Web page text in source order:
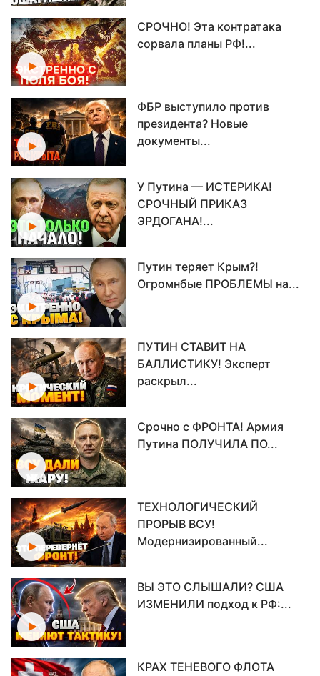
СРОЧНО! Эта контратака
сорвала планы РФ!...
ФБР выступило против
президента? Новые
документы...
У Путина — ИСТЕРИКА!
СРОЧНЫЙ ПРИКАЗ
ЭРДОГАНА!...
Путин теряет Крым?!
Огромнбые ПРОБЛЕМЫ на...
ПУТИН СТАВИТ НА
БАЛЛИСТИКУ! Эксперт
раскрыл...
Срочно с ФРОНТА! Армия
Путина ПОЛУЧИЛА ПО...
ТЕХНОЛОГИЧЕСКИЙ
ПРОРЫВ ВСУ!
Модернизированный...
ВЫ ЭТО СЛЫШАЛИ? США
ИЗМЕНИЛИ подход к РФ:...
КРАХ ТЕНЕВОГО ФЛОТА